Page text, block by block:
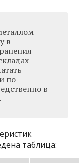
в
по
в
таблица: